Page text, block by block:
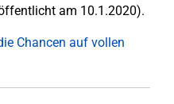
am 10.1.2020).
Chancen auf vollen